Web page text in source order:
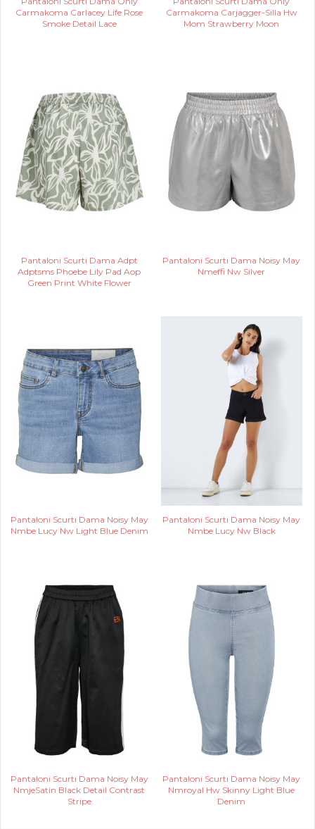
Carmakoma Carlacey Life Rose
Smoke Detail Lace
Carmakoma Carjagger-Silla Hw
Mom Strawberry Moon
Pantaloni Scurti Dama Adpt
Adptsms Phoebe Lily Pad Aop
Green Print White Flower
Pantaloni Scurti Dama Noisy May
Nmeffi Nw Silver
Pantaloni Scurti Dama Noisy May
Nmbe Lucy Nw Light Blue Denim
Pantaloni Scurti Dama Noisy May
Nmbe Lucy Nw Black
Pantaloni Scurti Dama Noisy May
NmjeSatin Black Detail Contrast
Stripe
Pantaloni Scurti Dama Noisy May
Nmroyal Hw Skinny Light Blue
Denim